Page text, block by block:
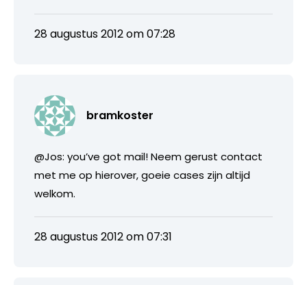
28 augustus 2012 om 07:28
bramkoster
@Jos: you’ve got mail! Neem gerust contact
met me op hierover, goeie cases zijn altijd
welkom.
28 augustus 2012 om 07:31